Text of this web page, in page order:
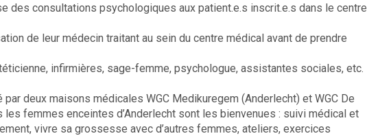
des consultations psychologiques aux patient.e.s inscrit.e.s dans le centre
de leur médecin traitant au sein du centre médical avant de prendre
infirmières, sage-femme, psychologue, assistantes sociales, etc.
deux maisons médicales WGC Medikuregem (Anderlecht) et WGC De
femmes enceintes d’Anderlecht sont les bienvenues : suivi médical et
vivre sa grossesse avec d’autres femmes, ateliers, exercices